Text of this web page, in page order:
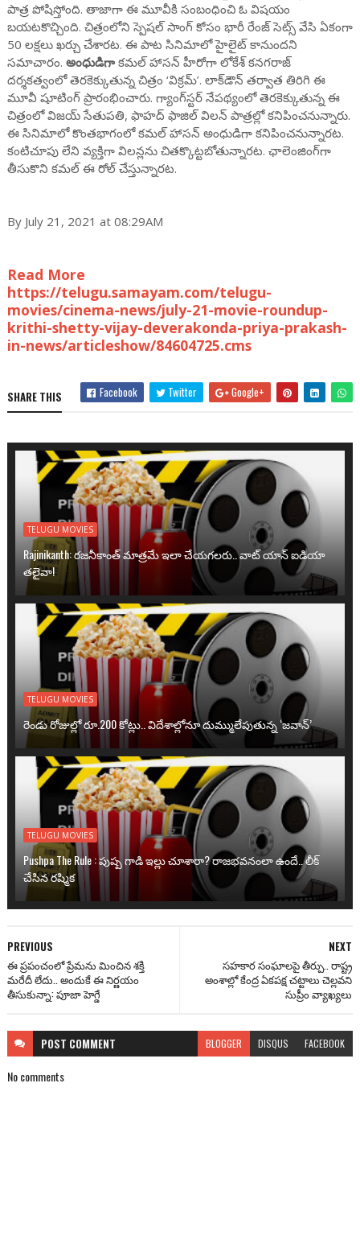
పాత్ర పోషిస్తోంది. తాజాగా ఈ మూవీకి సంబంధించి ఓ విషయం
బయటకొచ్చింది. చిత్రంలోని స్పెషల్ సాంగ్ కోసం భారీ రేంజ్ సెట్స్ వేసి ఏకంగా
50 లక్షలు ఖర్చు చేశారట. ఈ పాట సినిమాలో హైలైట్ కానుందని
సమాచారం. అంధుడిగాకమల్‌ హాసన్‌ హీరోగా లోకేశ్‌ కనగరాజ్‌
దర్శకత్వంలో తెరకెక్కుతున్న చిత్రం ‘విక్రమ్‌’. లాక్‌డౌన్‌ తర్వాత తిరిగి ఈ
మూవీ షూటింగ్ ప్రారంభించారు. గ్యాంగ్‌స్టర్‌ నేపథ్యంలో తెరకెక్కుతున్న ఈ
చిత్రంలో విజయ్‌ సేతుపతి, ఫాహద్‌ ఫాజిల్‌ విలన్‌ పాత్రల్లో కనిపించనున్నారు.
ఈ సినిమాలో కొంతభాగంలో కమల్ హాసన్ అంధుడిగా కనిపించనున్నారట.
కంటిచూపు లేని వ్యక్తిగా విలన్లను చితక్కొట్టబోతున్నారట. ఛాలెంజింగ్‌గా
తీసుకొని కమల్ ఈ రోల్ చేస్తున్నారట.
By July 21, 2021 at 08:29AM
Read More
https://telugu.samayam.com/telugu-
movies/cinema-news/july-21-movie-roundup-
krithi-shetty-vijay-deverakonda-priya-prakash-
in-news/articleshow/84604725.cms
SHARE THIS Facebook Twitter Google+
TELUGU MOVIES
Rajinikanth: రజనీకాంత్ మాత్రమే ఇలా చేయగలరు.. వాట్ యాన్ ఐడియా
తలైవా!
TELUGU MOVIES
రెండు రోజుల్లో రూ.200 కోట్లు.. విదేశాల్లోనూ దుమ్ములేపుతున్న ‘జవాన్’
TELUGU MOVIES
Pushpa The Rule : పుష్ప గాడి ఇల్లు చూశారా? రాజభవనంలా ఉందే.. లీక్
చేసిన రష్మిక
NEXT
సహకార సంఘాలపై తీర్పు.. రాష్ట్ర
అంశాల్లో కేంద్ర ఏకపక్ష చట్టాలు చెల్లవని
సుప్రీం వ్యాఖ్యలు
PREVIOUS
ఈ ప్రపంచంలో ప్రేమను మించిన శక్తి
మరేదీ లేదు.. అందుకే ఈ నిర్ణయం
తీసుకున్నా: పూజా హెగ్డే
POST COMMENT BLOGGER DISQUS FACEBOOK
No comments